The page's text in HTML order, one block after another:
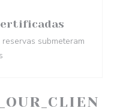
submeteram